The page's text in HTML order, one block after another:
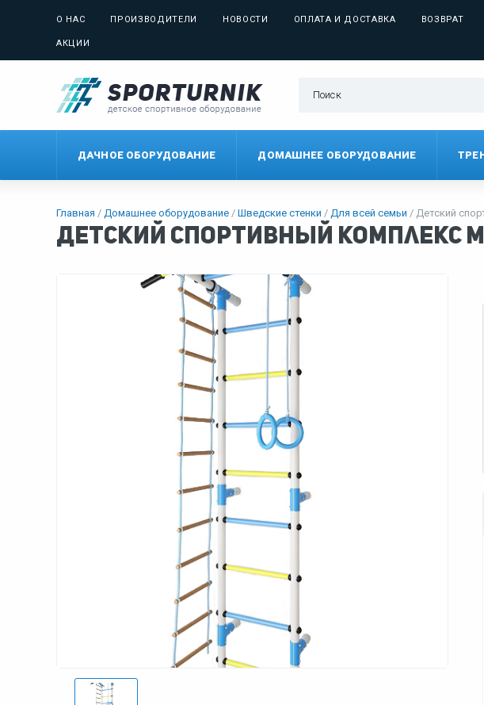
О НАС ПРОИЗВОДИТЕЛИ НОВОСТИ ОПЛАТА И ДОСТАВКА ВОЗВРАТ
АКЦИИ
ДАЧНОЕ ОБОРУДОВАНИЕ ДОМАШНЕЕ ОБОРУДОВАНИЕ
Главная Домашнее оборудование Шведские стенки Для всей семьи Детский
Детский спортивный комплекс